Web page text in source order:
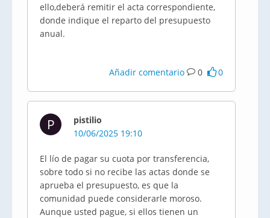
ello,deberá remitir el acta correspondiente,
donde indique el reparto del presupuesto
anual.
Añadir comentario 0 0
P
pistilio
10/06/2025 19:10
El lío de pagar su cuota por transferencia,
sobre todo si no recibe las actas donde se
aprueba el presupuesto, es que la
comunidad puede considerarle moroso.
Aunque usted pague, si ellos tienen un